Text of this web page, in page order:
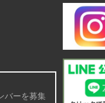
バーを募集